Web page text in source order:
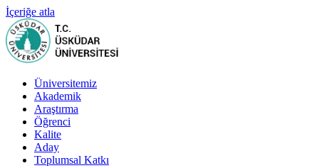
İçeriğe atla
Üniversitemiz
Akademik
Araştırma
Öğrenci
Kalite
Aday
Toplumsal Katkı